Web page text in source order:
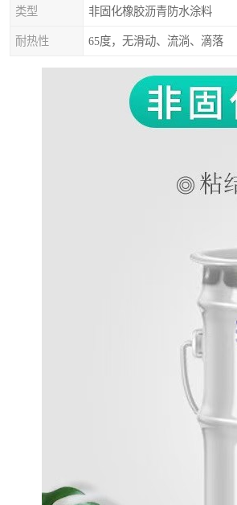
类型 非固化橡胶沥青防水涂料
耐热性 65度，无滑动、流淌、滴落